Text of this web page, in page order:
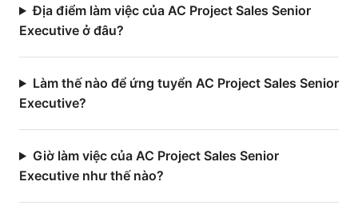
Địa điểm làm việc của AC Project Sales Senior
Executive ở đâu?
Làm thế nào để ứng tuyển AC Project Sales Senior
Executive?
Giờ làm việc của AC Project Sales Senior
Executive như thế nào?